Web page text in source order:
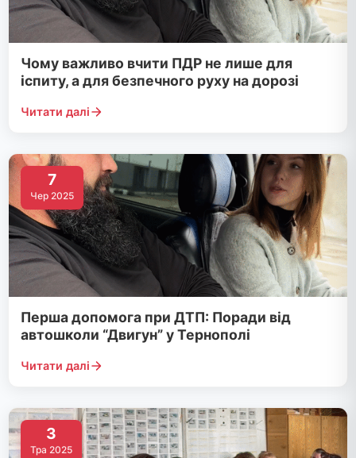
Чому важливо вчити ПДР не лише для
іспиту, а для безпечного руху на дорозі
Читати далі
7
Чер 2025
Перша допомога при ДТП: Поради від
автошколи “Двигун” у Тернополі
Читати далі
3
Тра 2025